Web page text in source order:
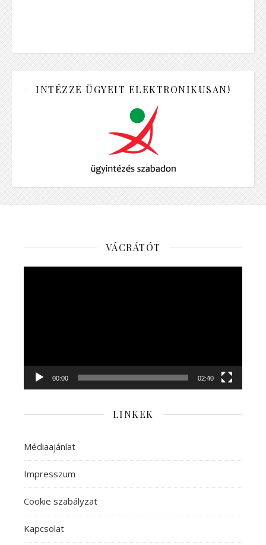
INTÉZZE ÜGYEIT ELEKTRONIKUSAN!
VÁCRÁTÓT
00:00 02:40
LINKEK
Médiaajánlat
Impresszum
Cookie szabályzat
Kapcsolat